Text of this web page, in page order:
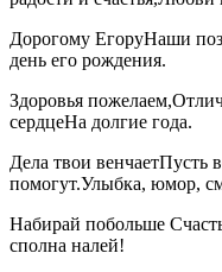
Дорогому ЕгоруНаши
день его рождения.
Здоровья
сердцеНа долгие года.
Дела твои венчаетПусть
помогут.Улыбка, юмор,
Набирай побольше
сполна налей!